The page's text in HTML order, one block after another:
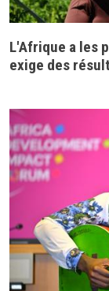
L'Afrique a les
exige des